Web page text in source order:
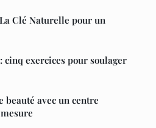
Clé Naturelle pour un
exercices pour soulager
beauté avec un centre